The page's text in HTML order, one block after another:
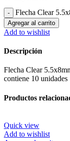
Flecha Clear
Agregar al carrito
Add to wishlist
Descripción
Flecha Clear
contiene 10 unidades
Productos
Quick view
Add to wishlist